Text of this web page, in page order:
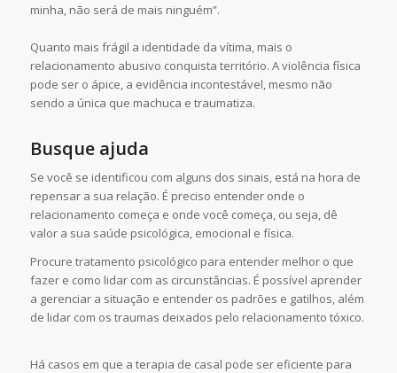
minha, não será de mais ninguém”.
Quanto mais frágil a identidade da vítima, mais o
relacionamento abusivo conquista território. A violência física
pode ser o ápice, a evidência incontestável, mesmo não
sendo a única que machuca e traumatiza.
Busque ajuda
Se você se identificou com alguns dos sinais, está na hora de
repensar a sua relação. É preciso entender onde o
relacionamento começa e onde você começa, ou seja, dê
valor a sua saúde psicológica, emocional e física.
Procure tratamento psicológico para entender melhor o que
fazer e como lidar com as circunstâncias. É possível aprender
a gerenciar a situação e entender os padrões e gatilhos, além
de lidar com os traumas deixados pelo relacionamento tóxico.
Há casos em que a terapia de casal pode ser eficiente para